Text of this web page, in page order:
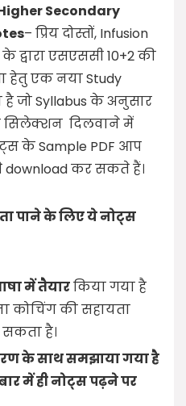
Secondary
– प्रिय दोस्तों, Infusion
द्वारा एसएससी 10+2 की
हेतु एक नया Study
है जो Syllabus के अनुसार
सिलेक्शन दिलवाने में
के Sample PDF आप
download कर सकते हैं।
पाने के लिए ये नोट्स
में तैयारकिया गया है
कोचिंग की सहायता
सकता है।
के साथ समझाया गया है
में ही नोट्स पढ़ने पर